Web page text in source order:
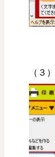
（３